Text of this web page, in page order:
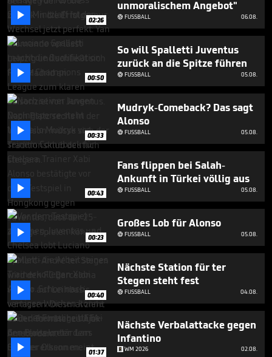
58
seconds
 02:26
unmoralischem Angebot"
FUSSBALL 06.08.
 00:50
So will Spalletti Juventus
zurück an die Spitze führen
FUSSBALL 05.08.
 00:33
Mudryk-Comeback? Das sagt
Alonso
FUSSBALL 05.08.
 00:43
Fans flippen bei Salah-
Ankunft in Türkei völlig aus
FUSSBALL 05.08.
 00:23
Großes Lob für Alonso
FUSSBALL 05.08.
 00:40
Nächste Station für ter
Stegen steht fest
FUSSBALL 04.08.
 01:37
Nächste Verbalattacke gegen
Infantino
WM 2026 02.08.